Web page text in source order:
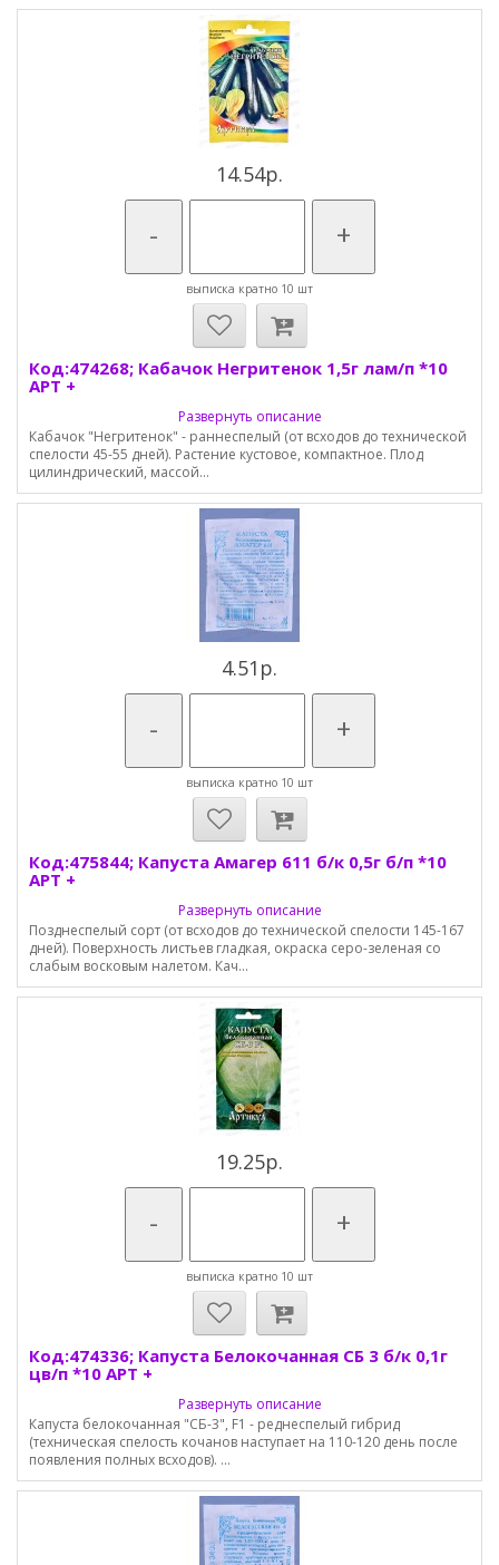
14.54р.
- +
выписка кратно 10 шт
Код:474268; Кабачок Негритенок 1,5г лам/п *10
АРТ +
Развернуть описание
Кабачок "Негритенок" - раннеспелый (от всходов до технической
спелости 45-55 дней). Растение кустовое, компактное. Плод
цилиндрический, массой...
4.51р.
- +
выписка кратно 10 шт
Код:475844; Капуста Амагер 611 б/к 0,5г б/п *10
АРТ +
Развернуть описание
Позднеспелый сорт (от всходов до технической спелости 145-167
дней). Поверхность листьев гладкая, окраска серо-зеленая со
слабым восковым налетом. Кач...
19.25р.
- +
выписка кратно 10 шт
Код:474336; Капуста Белокочанная СБ 3 б/к 0,1г
цв/п *10 АРТ +
Развернуть описание
Капуста белокочанная "СБ-3", F1 - реднеспелый гибрид
(техническая спелость кочанов наступает на 110-120 день после
появления полных всходов). ...